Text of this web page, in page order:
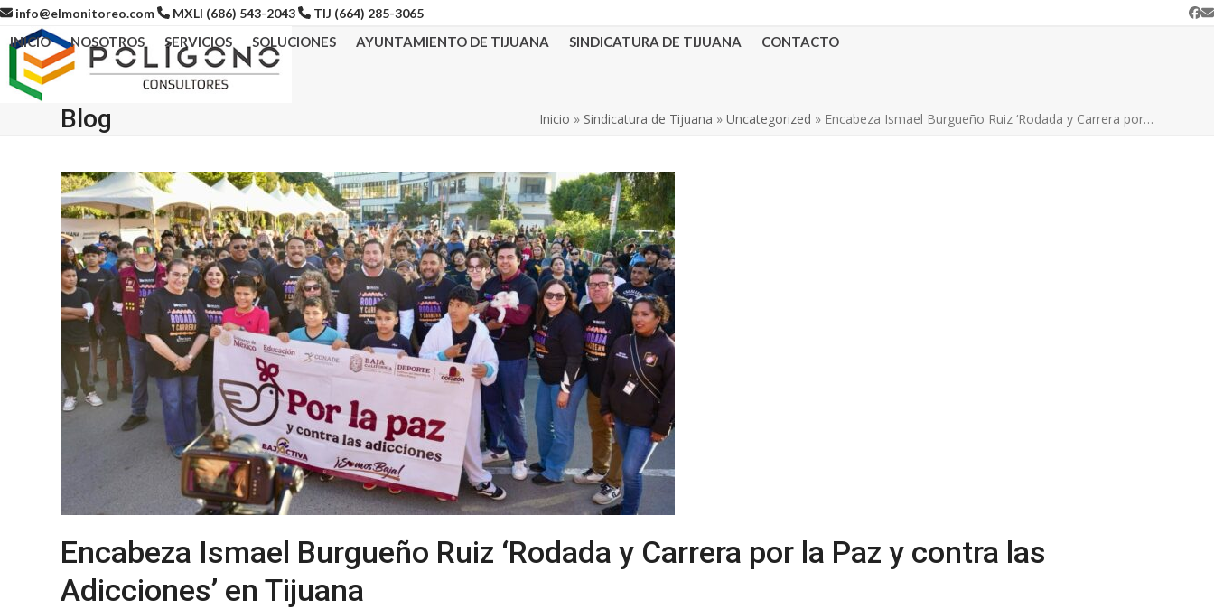
Skip
content
info@elmonitoreo.com MXLI (686) 543-2043 TIJ (664) 285-3065
INICIO NOSOTROS SERVICIOS SOLUCIONES AYUNTAMIENTO DE TIJUANA SINDICATURA DE TIJUANA CONTACTO
Blog Inicio » Sindicatura de Tijuana » Uncategorized » Encabeza Ismael Burgueño Ruiz ‘Rodada y Carrera por…
Encabeza Ismael Burgueño Ruiz ‘Rodada y Carrera por la Paz y contra las
Adicciones’ en Tijuana